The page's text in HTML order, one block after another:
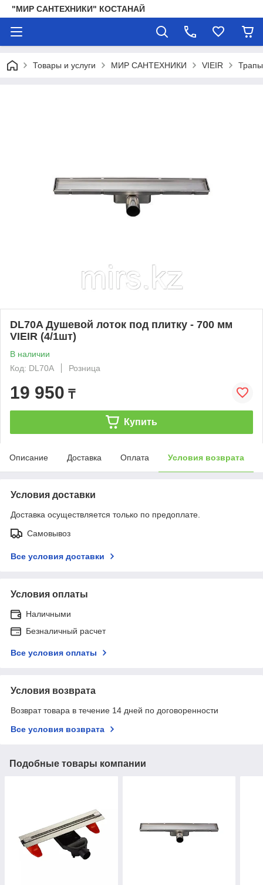
"МИР САНТЕХНИКИ" КОСТАНАЙ
Товары и услуги МИР САНТЕХНИКИ VIEIR Трапы
DL70A Душевой лоток под плитку - 700 мм
VIEIR (4/1шт)
В наличии
Код: DL70A
Розница
19 950 ₸
Купить
Описание Доставка Оплата Условия возврата
Условия доставки
Доставка осуществляется только по предоплате.
Самовывоз
Все условия доставки
Условия оплаты
Наличными
Безналичный расчет
Все условия оплаты
Условия возврата
Возврат товара в течение 14 дней по договоренности
Все условия возврата
Подобные товары компании